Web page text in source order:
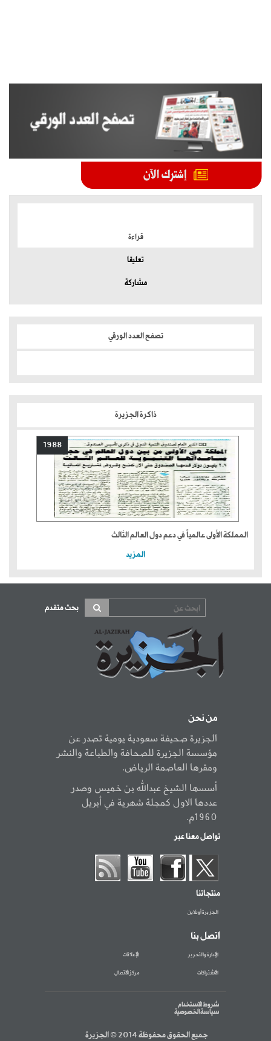
قراءة
تعليقا
مشاركة
تصفح العدد الورقي
ذاكرة الجزيرة
1988
المملكة الأولى عالمياً في دعم دول العالم الثالث
المزيد
بحث متقدم
من نحن
الجزيرة صحيفة سعودية يومية تصدر عن
مؤسسة الجزيرة للصحافة والطباعة والنشر
ومقرها العاصمة الرياض.
أسسها الشيخ عبدالله بن خميس وصدر
عددها الاول كمجلة شهرية في أبريل
1960م.
تواصل معنا عبر
منتجاتنا
الجزيرة أونلاين
اتصل بنا
الإدارة والتحرير الإعلانات
الاشتراكات مركز الاتصال
شروط الاستخدام
سياسة الخصوصية
جميع الحقوق محفوظة 2014 © الجزيرة